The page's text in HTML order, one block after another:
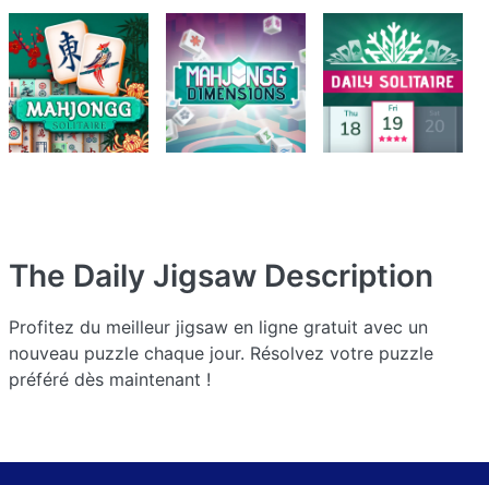
The Daily Jigsaw Description
Profitez du meilleur jigsaw en ligne gratuit avec un
nouveau puzzle chaque jour. Résolvez votre puzzle
préféré dès maintenant !